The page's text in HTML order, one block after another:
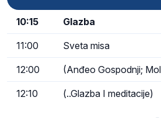
10:15 Glazba
11:00 Sveta misa
12:00 (Anđeo Gospodnji;
12:10 (..Glazba I meditacije)